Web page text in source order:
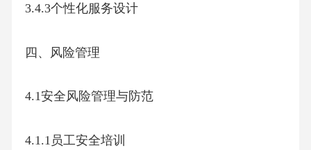
3.4.3个性化服务设计
四、风险管理
4.1安全风险管理与防范
4.1.1员工安全培训